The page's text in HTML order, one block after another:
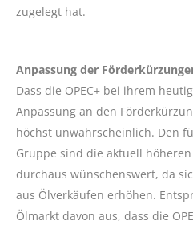
zugelegt hat.
Anpassung der
Dass die OPEC+ bei ihrem
Anpassung an den
höchst unwahrscheinlich. Den
Gruppe sind die aktuell
durchaus wünschenswert, da
aus Ölverkäufen erhöhen.
Ölmarkt davon aus, dass die